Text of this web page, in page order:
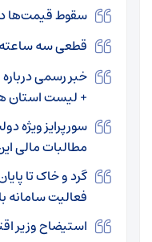
سقوط قیمت‌ها در
قطعی سه
خبر رسمی
+ لیست استان
سورپرایز ویژه
مطالبات مالی
گرد و خاک تا
فعالیت سامانه
استیضاح وزیر